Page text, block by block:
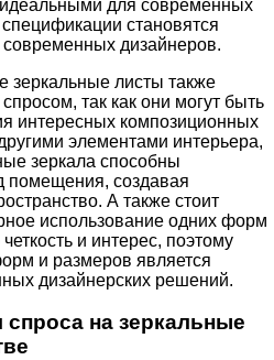
идеальными для современных
становятся
дизайнеров.
зеркальные листы также
так как они могут быть
интересных композиционных
элементами интерьера,
зеркала способны
помещения, создавая
А также стоит
использование одних форм
и интерес, поэтому
и размеров является
дизайнерских решений.
на зеркальные